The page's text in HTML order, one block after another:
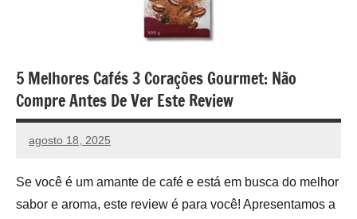
5 Melhores Cafés 3 Corações Gourmet: Não
Compre Antes De Ver Este Review
agosto 18, 2025
vih.santoss@gmail.com
Nenhum
Se você é um amante de café e está em busca do melhor
sabor e aroma, este review é para você! Apresentamos a